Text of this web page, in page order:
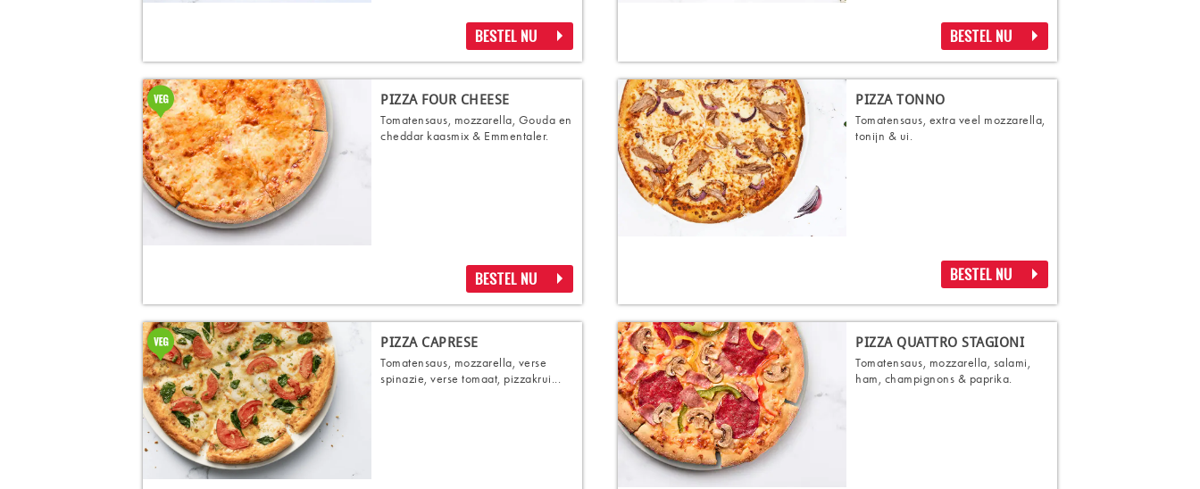
BESTEL NU BESTEL NU
PIZZA FOUR CHEESE
Tomatensaus, mozzarella, Gouda en
cheddar kaasmix & Emmentaler.
BESTEL NU
PIZZA TONNO
Tomatensaus, extra veel mozzarella,
tonijn & ui.
BESTEL NU
PIZZA CAPRESE
Tomatensaus, mozzarella, verse
spinazie, verse tomaat, pizzakrui...
PIZZA QUATTRO STAGIONI
Tomatensaus, mozzarella, salami,
ham, champignons & paprika.